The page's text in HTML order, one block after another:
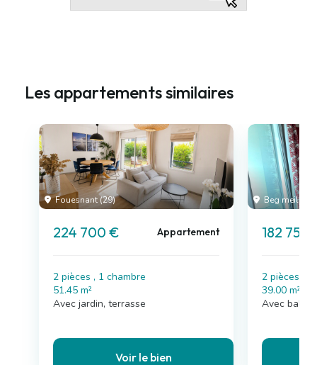
Les appartements similaires
Fouesnant (29)
224 700 € Appartement
2 pièces , 1 chambre
51.45 m²
Avec jardin, terrasse
Voir le bien
Beg meil (29)
182 750
2 pièces , 1
39.00 m²
Avec balcon